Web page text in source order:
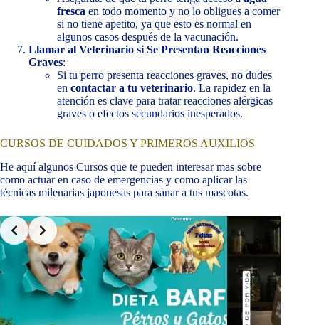
fresca en todo momento y no lo obligues a comer
si no tiene apetito, ya que esto es normal en
algunos casos después de la vacunación.
Llamar al Veterinario si Se Presentan Reacciones
Graves:
Si tu perro presenta reacciones graves, no dudes
en contactar a tu veterinario. La rapidez en la
atención es clave para tratar reacciones alérgicas
graves o efectos secundarios inesperados.
CURSOS DE CUIDADOS Y PRIMEROS AUXILIOS
He aquí algunos Cursos que te pueden interesar mas sobre
como actuar en caso de emergencias y como aplicar las
técnicas milenarias japonesas para sanar a tus mascotas.
Slide 6 of 9